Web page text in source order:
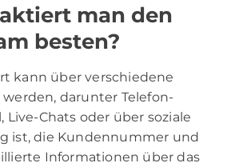
man den
besten?
kann über verschiedene
darunter Telefon-
Live-Chats oder über soziale
ist, die Kundennummer und
Informationen über das